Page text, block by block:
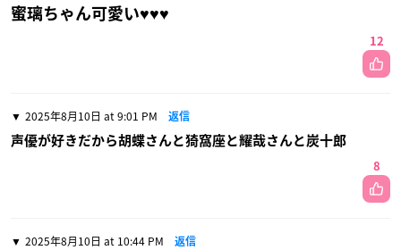
蜜璃ちゃん可愛い♥️♥️♥️
12
2025年8月10日 at 9:01 PM 返信
声優が好きだから胡蝶さんと猗窩座と耀哉さんと炭十郎
8
2025年8月10日 at 10:44 PM 返信